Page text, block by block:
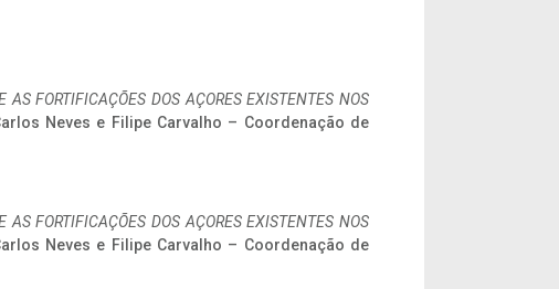
AS FORTIFICAÇÕES DOS AÇORES EXISTENTES NOS
Neves e Filipe Carvalho – Coordenação de
AS FORTIFICAÇÕES DOS AÇORES EXISTENTES NOS
Neves e Filipe Carvalho – Coordenação de